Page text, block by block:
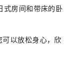
式房间和带床的卧
以放松身心，欣